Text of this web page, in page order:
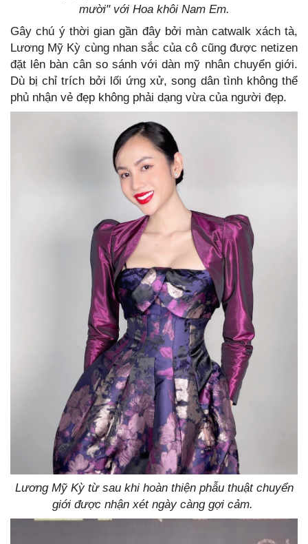
mười" với Hoa khôi Nam Em.
Gây chú ý thời gian gần đây bởi màn catwalk xách tà,
Lương Mỹ Kỳ cùng nhan sắc của cô cũng được netizen
đặt lên bàn cân so sánh với dàn mỹ nhân chuyển giới.
Dù bị chỉ trích bởi lối ứng xử, song dân tình không thể
phủ nhận vẻ đẹp không phải dạng vừa của người đẹp.
Lương Mỹ Kỳ từ sau khi hoàn thiện phẫu thuật chuyển
giới được nhận xét ngày càng gợi cảm.